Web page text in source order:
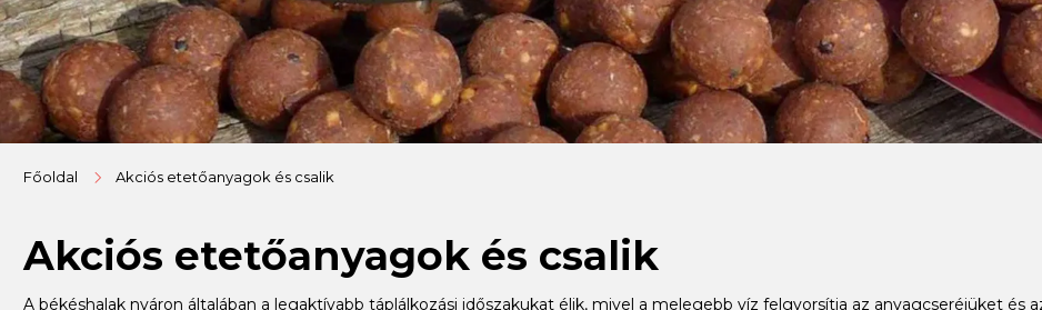
Főoldal Akciós etetőanyagok és csalik
Akciós etetőanyagok és csalik
A békéshalak nyáron általában a legaktívabb táplálkozási időszakukat élik, mivel a melegebb víz felgyorsítja az anyagcseréjüket